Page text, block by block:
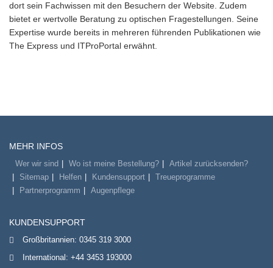
dort sein Fachwissen mit den Besuchern der Website. Zudem
bietet er wertvolle Beratung zu optischen Fragestellungen. Seine
Expertise wurde bereits in mehreren führenden Publikationen wie
The Express und ITProPortal erwähnt.
MEHR INFOS
Wer wir sind Wo ist meine Bestellung?
Artikel zurücksenden?
Sitemap
Helfen Kundensupport
Treueprogramme
Partnerprogramm
Augenpflege
KUNDENSUPPORT
Großbritannien: 0345 319 3000
International: +44 3453 193000